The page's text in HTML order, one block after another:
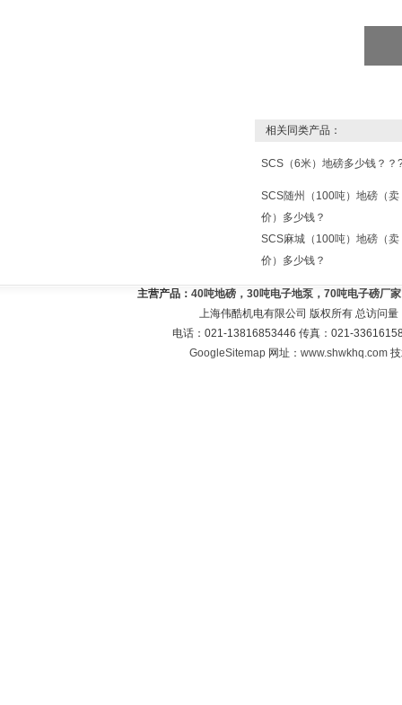
相关同类产品：
SCS（6米）地磅多少钱？？
SCS随州（100吨）地磅（卖
价）多少钱？
SCS麻城（100吨）地磅（卖
价）多少钱？
主营产品： 40吨地磅，30吨电子地泵，70吨电子磅厂
上海伟酷机电有限公司 版权所有 总访问量
电话：021-13816853446 传真：021-
GoogleSitemap 网址：www.shwkhq.com